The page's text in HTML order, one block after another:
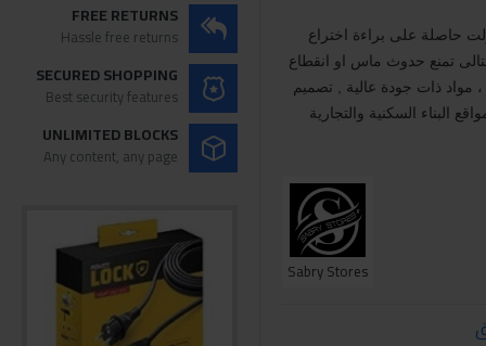
دكر 3500 وات , 16أمبير/250 فولت حاصلة على براءة اختراع
تمنع حدوث ماس او انقطاع
مواد ذات جودة عالية , تصميم
البناء السكنية والتجارية
Sabry Stores
FREE RETURNS
Hassle free returns
SECURED SHOPPING
Best security features
UNLIMITED BLOCKS
Any content, any page